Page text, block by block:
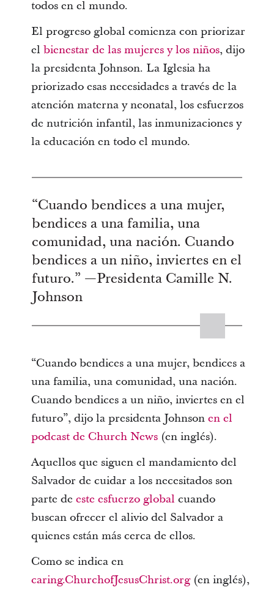
todos en el mundo.
El progreso global comienza con priorizar
el bienestar de las mujeres y los niños, dijo
la presidenta Johnson. La Iglesia ha
priorizado esas necesidades a través de la
atención materna y neonatal, los esfuerzos
de nutrición infantil, las inmunizaciones y
la educación en todo el mundo.
“Cuando bendices a una mujer,
bendices a una familia, una
comunidad, una nación. Cuando
bendices a un niño, inviertes en el
futuro.” —Presidenta Camille N.
Johnson
“Cuando bendices a una mujer, bendices a
una familia, una comunidad, una nación.
Cuando bendices a un niño, inviertes en el
futuro”, dijo la presidenta Johnson en el
podcast de Church News(en inglés).
Aquellos que siguen el mandamiento del
Salvador de cuidar a los necesitados son
parte de este esfuerzo global cuando
buscan ofrecer el alivio del Salvador a
quienes están más cerca de ellos.
Como se indica en
caring.ChurchofJesusChrist.org(en inglés),